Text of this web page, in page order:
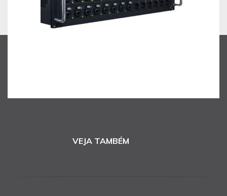
VEJA TAMBÉM